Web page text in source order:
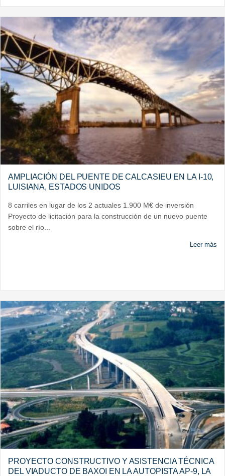
AMPLIACIÓN DEL PUENTE DE CALCASIEU EN LA I-10,
LUISIANA, ESTADOS UNIDOS
8 carriles en lugar de los 2 actuales 1.900 M€ de inversión
Proyecto de licitación para la construcción de un nuevo puente
sobre el río...
Leer más
PROYECTO CONSTRUCTIVO Y ASISTENCIA TÉCNICA
DEL VIADUCTO DE BAXOI EN LA AUTOPISTA AP-9, LA